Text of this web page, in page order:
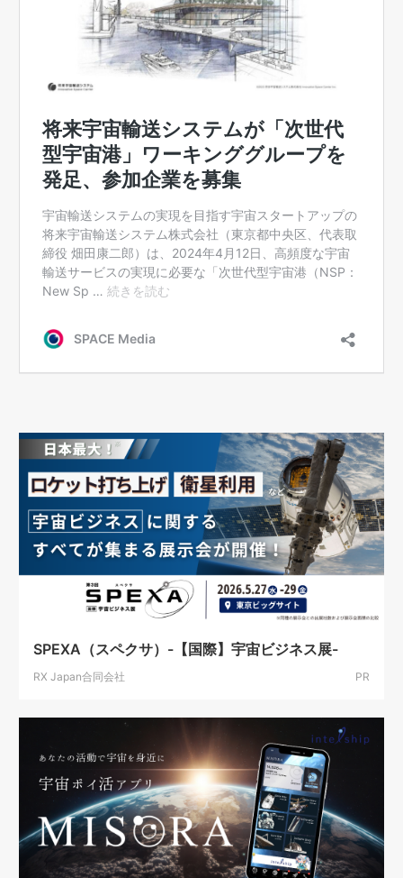
SPEXA（スペクサ）-【国際】宇宙ビジネス展-
RX Japan合同会社 PR